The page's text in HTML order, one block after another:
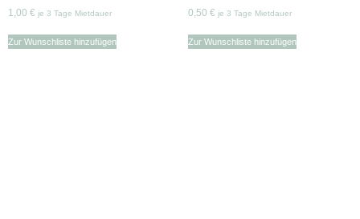
1,00 € je 3 Tage Mietdauer
Zur Wunschliste hinzufügen
0,50 € je 3 Tage Mietdauer
Zur Wunschliste hinzufügen